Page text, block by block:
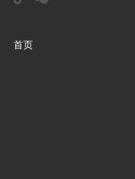
首页